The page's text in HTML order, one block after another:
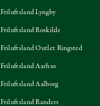
Friluftsland Lyngby
Friluftsland Roskilde
Friluftsland Outlet Ringsted
Friluftsland Aarhus
Friluftsland Aalborg
Friluftsland Randers